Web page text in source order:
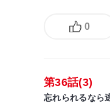
0
第36話(3)
忘れられるなら